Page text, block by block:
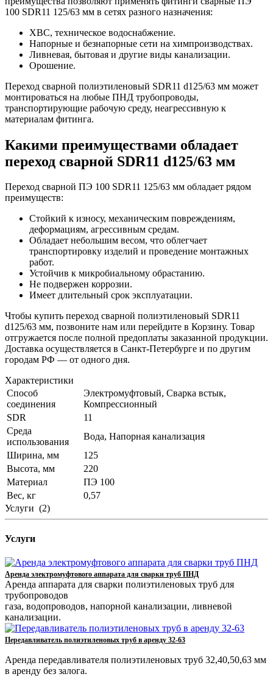
100 SDR11 125/63 мм в сетях разного назначения:
ХВС, техническое водоснабжение.
Напорные и безнапорные сети на химпроизводствах.
Ливневая, бытовая и другие виды канализации.
Орошение.
Переход сварной полиэтиленовый SDR11 d125/63 мм может
монтироваться на любые ПНД трубопроводы,
транспортирующие рабочую среду, неагрессивную к
материалам фитинга.
Какими преимуществами обладает
переход сварной SDR11 d125/63 мм
Переход сварной ПЭ 100 SDR11 125/63 мм обладает рядом
преимуществ:
Стойкий к износу, механическим повреждениям,
деформациям, агрессивным средам.
Обладает небольшим весом, что облегчает
транспортировку изделий и проведение монтажных
работ.
Устойчив к микробиальному обрастанию.
Не подвержен коррозии.
Имеет длительный срок эксплуатации.
Чтобы купить переход сварной полиэтиленовый SDR11
d125/63 мм, позвоните нам или перейдите в Корзину. Товар
отгружается после полной предоплаты заказанной продукции.
Доставка осуществляется в Санкт-Петербурге и по другим
городам РФ — от одного дня.
Характеристики
Способ
соединения
Электромуфтовый, Сварка встык,
Компрессионный
SDR
11
Среда
использования
Вода, Напорная канализация
Ширина, мм
125
Высота, мм
220
Материал
ПЭ 100
Вес, кг
0,57
Услуги (2)
Услуги
Аренда электромуфтового аппарата для сварки труб ПНД
Аренда аппарата для сварки полиэтиленовых труб для
трубопроводов
газа, водопроводов, напорной канализации, ливневой
канализации.
Передавливатель полиэтиленовых труб в аренду 32-63
Аренда передавливателя полиэтиленовых труб 32,40,50,63 мм
в аренду без залога.